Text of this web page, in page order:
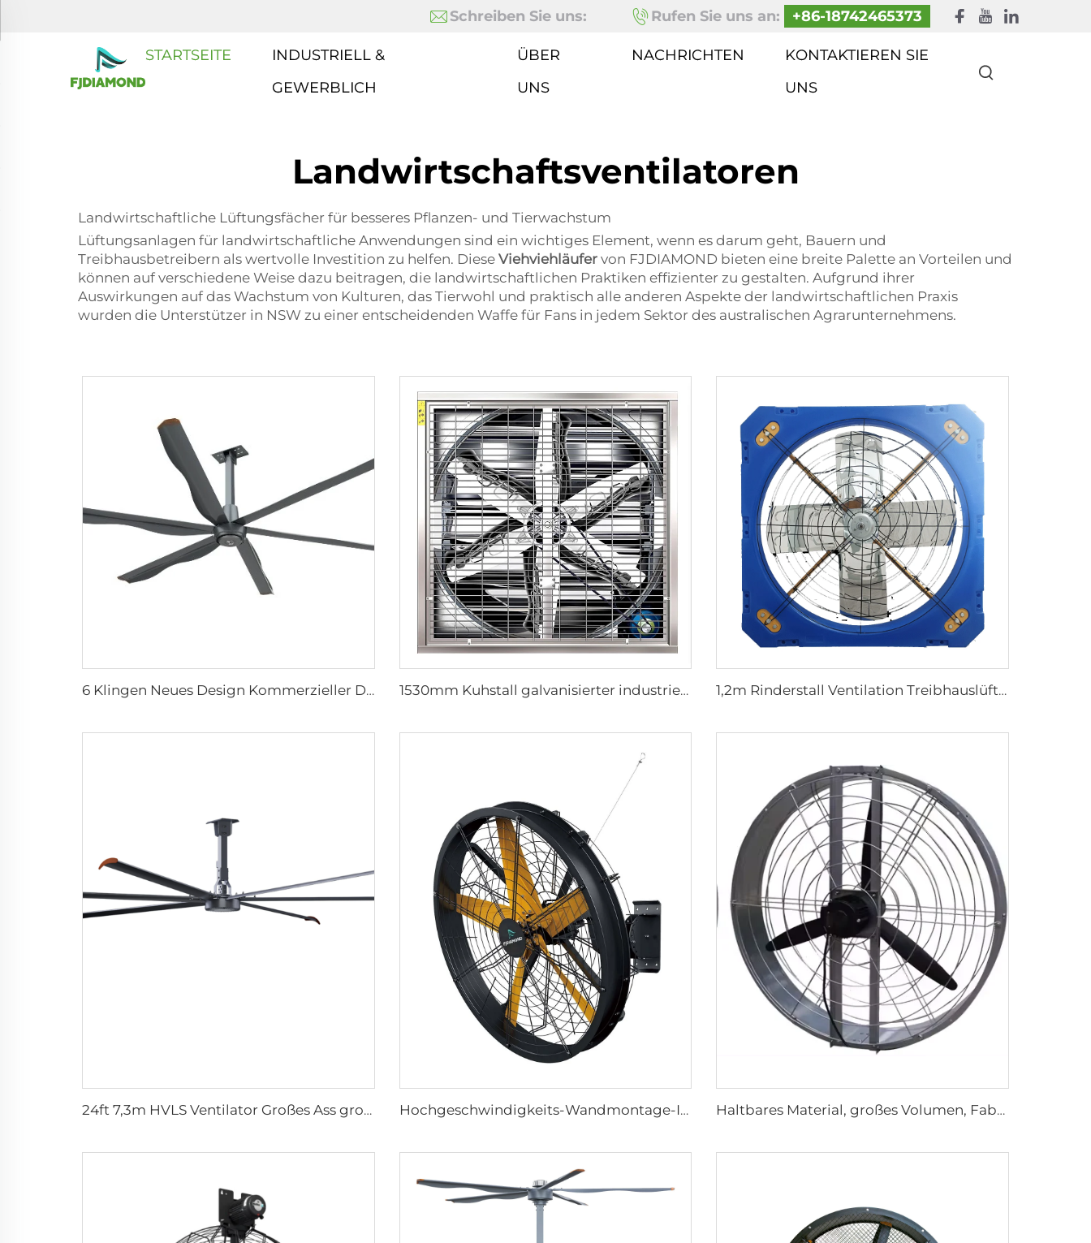
Schreiben Sie uns: Rufen Sie uns an: +86-18742465373
STARTSEITE
INDUSTRIELL &
GEWERBLICH
ÜBER
UNS
NACHRICHTEN
KONTAKTIEREN SIE
UNS
Landwirtschaftsventilatoren
Landwirtschaftliche Lüftungsfächer für besseres Pflanzen- und Tierwachstum
Lüftungsanlagen für landwirtschaftliche Anwendungen sind ein wichtiges Element, wenn es darum geht, Bauern und
Treibhausbetreibern als wertvolle Investition zu helfen. Diese Viehviehläufer von FJDIAMOND bieten eine breite Palette an Vorteilen und
können auf verschiedene Weise dazu beitragen, die landwirtschaftlichen Praktiken effizienter zu gestalten. Aufgrund ihrer
Auswirkungen auf das Wachstum von Kulturen, das Tierwohl und praktisch alle anderen Aspekte der landwirtschaftlichen Praxis
wurden die Unterstützer in NSW zu einer entscheidenden Waffe für Fans in jedem Sektor des australischen Agrarunternehmens.
6 Klingen Neues Design Kommerzieller Deckenventilator mit AC-Motor 1530mm Kuhstall galvanisierter industrieller rostfreier Stahlwandlüfter, Ventilations-Abluftlüfter 1,2m Rinderstall Ventilation Treibhauslüfter Milchvieh Abgase Lüfter Kuhstall Abgase
24ft 7,3m HVLS Ventilator Großes Ass großes Ventilatorkonstrukt Elektrischer Industrie-Deckenbarnventilator Hochgeschwindigkeits-Wandmontage-Industriefans für Lagerhallen, hohe Qualität mit 220V-Motor für Fertigungsbetriebe, Restaurants, Bauernhöfe und Hotels Haltbares Material, großes Volumen, Fabrikpreis, hohe Qualität, 950mm runder wandmontierter Lüftungsventilator für Kuhställe